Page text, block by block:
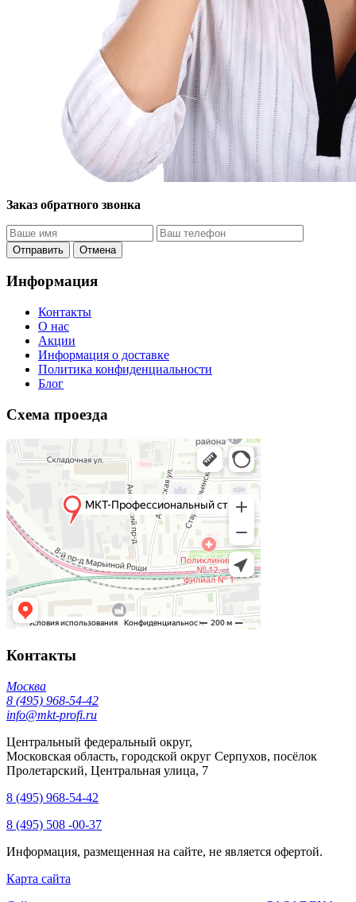
Заказ обратного звонка
Отправить Отмена
Информация
Контакты
O нас
Акции
Информация о доставке
Политика конфиденциальности
Блог
Схема проезда
Контакты
Москва
8 (495) 968-54-42
info@mkt-profi.ru
Центральный федеральный округ,
Московская область, городской округ Серпухов, посёлок
Пролетарский, Центральная улица, 7
8 (495) 968-54-42
8 (495) 508 -00-37
Информация, размещенная на сайте, не является офертой.
Карта сайта